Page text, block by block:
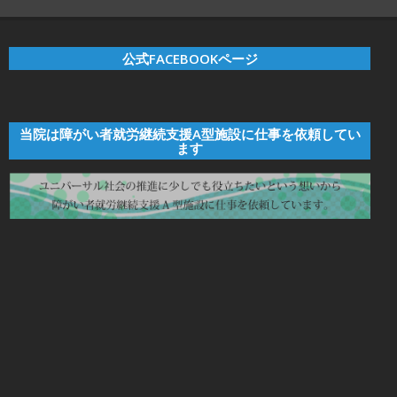
公式FACEBOOKページ
当院は障がい者就労継続支援A型施設に仕事を依頼してい
ます